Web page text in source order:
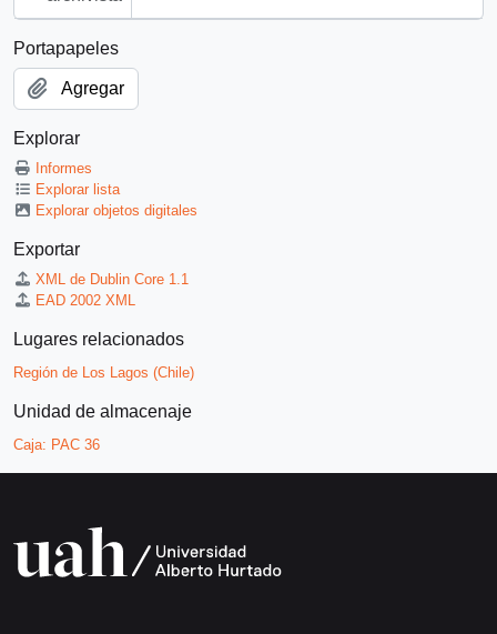
Portapapeles
Agregar
Explorar
Informes
Explorar lista
Explorar objetos digitales
Exportar
XML de Dublin Core 1.1
EAD 2002 XML
Lugares relacionados
Región de Los Lagos (Chile)
Unidad de almacenaje
Caja: PAC 36